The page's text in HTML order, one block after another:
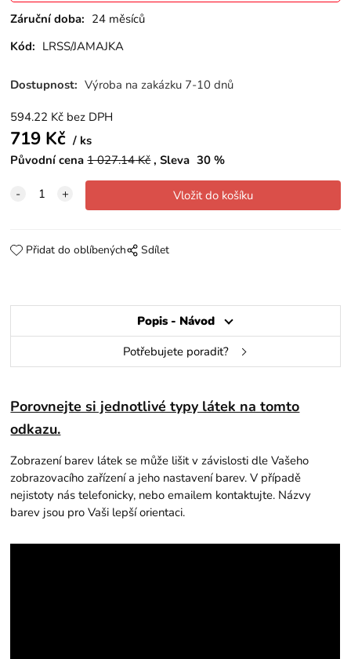
Záruční doba: 24 měsíců
Kód: LRSS/JAMAJKA
Dostupnost: Výroba na zakázku 7-10 dnů
594.22 Kč bez DPH
719 Kč
ks
Původní cena 1 027.14Kč Sleva 30 %
Přidat do oblíbených Sdílet
Popis - Návod
Potřebujete poradit?
Porovnejte si jednotlivé typy látek na tomto
odkazu.
Zobrazení barev látek se může lišit v závislosti dle Vašeho
zobrazovacího zařízení a jeho nastavení barev. V případě
nejistoty nás telefonicky, nebo emailem kontaktujte. Názvy
barev jsou pro Vaši lepší orientaci.